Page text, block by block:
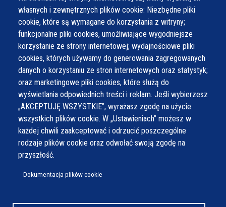
własnych i zewnętrznych plików cookie: Niezbędne pliki
cookie, które są wymagane do korzystania z witryny;
funkcjonalne pliki cookies, umożliwiające wygodniejsze
korzystanie ze strony internetowej; wydajnościowe pliki
cookies, których używamy do generowania zagregowanych
danych o korzystaniu ze stron internetowych oraz statystyk;
oraz marketingowe pliki cookies, które służą do
wyświetlania odpowiednich treści i reklam. Jeśli wybierzesz
„AKCEPTUJĘ WSZYSTKIE”, wyrażasz zgodę na użycie
wszystkich plików cookie. W „Ustawieniach” możesz w
każdej chwili zaakceptować i odrzucić poszczególne
rodzaje plików cookie oraz odwołać swoją zgodę na
przyszłość.
Dokumentacja plików cookie